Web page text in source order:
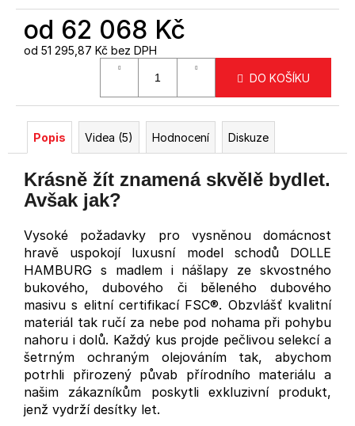
od 62 068 Kč
od 51 295,87 Kč bez DPH
DO KOŠÍKU
Popis Videa (5) Hodnocení Diskuze
Krásně žít znamená skvělě bydlet.
Avšak jak?
Vysoké požadavky pro vysněnou domácnost
hravě uspokojí luxusní model schodů DOLLE
HAMBURG s madlem i nášlapy ze skvostného
bukového, dubového či běleného dubového
masivu s elitní certifikací FSC®. Obzvlášť kvalitní
materiál tak ručí za nebe pod nohama při pohybu
nahoru i dolů. Každý kus projde pečlivou selekcí a
šetrným ochraným olejováním tak, abychom
potrhli přirozený půvab přírodního materiálu a
našim zákazníkům poskytli exkluzivní produkt,
jenž vydrží desítky let.